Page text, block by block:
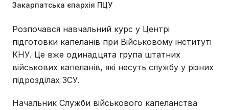
Закарпатська єпархія ПЦУ
Розпочався навчальний курс у Центрі
підготовки капеланів при Військовому інституті
КНУ. Це вже одинадцята група штатних
військових капеланів, які несуть службу у різних
підрозділах ЗСУ.
Начальник Служби військового капеланства